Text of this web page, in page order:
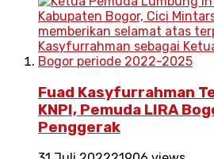
Fuad Kasyfurrahman
KNPI, Pemuda LIRA
Penggerak